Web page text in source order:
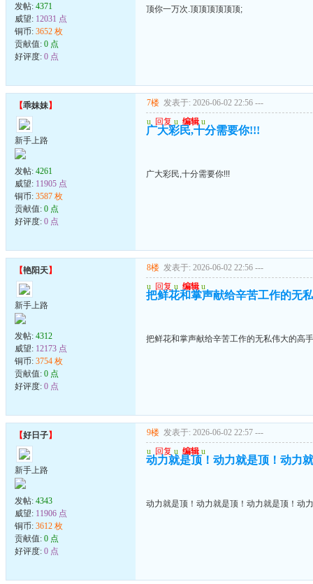
发帖: 4371
威望: 12031 点
铜币: 3652 枚
贡献值: 0 点
好评度: 0 点
顶你一万次.顶顶顶顶顶顶;
【乖妹妹】
新手上路
发帖: 4261
威望: 11905 点
铜币: 3587 枚
贡献值: 0 点
好评度: 0 点
7楼 发表于: 2026-06-02 22:56 ---
u 回复 u 编辑 u
广大彩民,十分需要你!!!
广大彩民,十分需要你!!!
【艳阳天】
新手上路
发帖: 4312
威望: 12173 点
铜币: 3754 枚
贡献值: 0 点
好评度: 0 点
8楼 发表于: 2026-06-02 22:56 ---
u 回复 u 编辑 u
把鲜花和掌声献给辛苦工作的无
把鲜花和掌声献给辛苦工作的无私伟大的高
【好日子】
新手上路
发帖: 4343
威望: 11906 点
铜币: 3612 枚
贡献值: 0 点
好评度: 0 点
9楼 发表于: 2026-06-02 22:57 ---
u 回复 u 编辑 u
动力就是顶！动力就是顶！动力
动力就是顶！动力就是顶！动力就是顶！动